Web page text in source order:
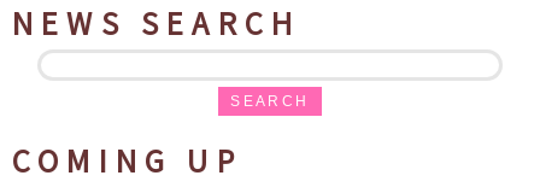
NEWS SEARCH
SEARCH
COMING UP